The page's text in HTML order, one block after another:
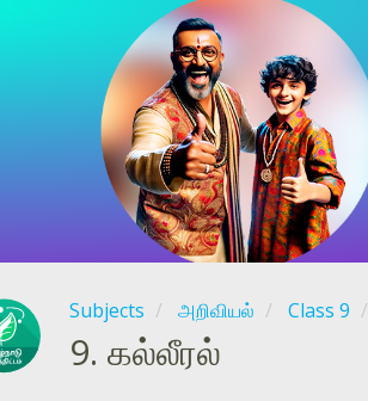
Subjects அறிவியல் Class 9
9. கல்லீரல்